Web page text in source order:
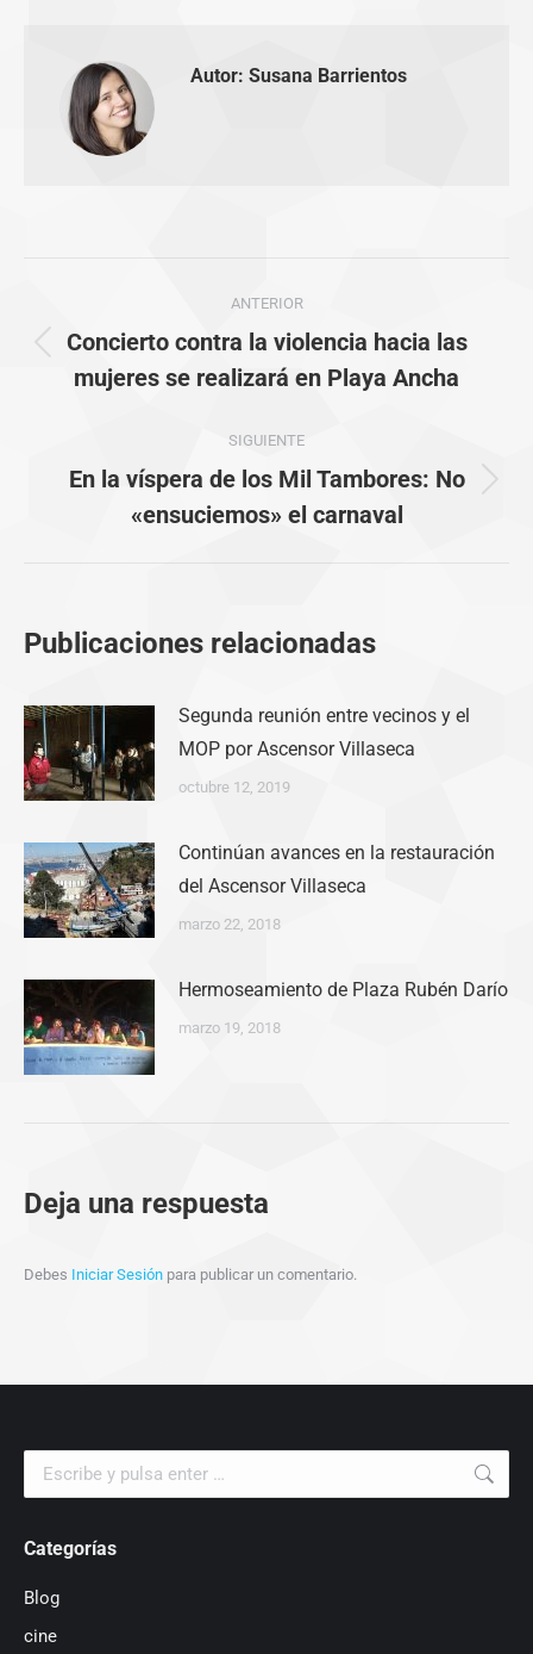
Autor: Susana Barrientos
entre
publicaciones
ANTERIOR
Publicación
anterior:
Concierto contra la violencia hacia las
mujeres se realizará en Playa Ancha
SIGUIENTE
Publicación
siguiente:
En la víspera de los Mil Tambores: No
«ensuciemos» el carnaval
Publicaciones relacionadas
Segunda reunión entre vecinos y el
MOP por Ascensor Villaseca
octubre 12, 2019
Continúan avances en la restauración
del Ascensor Villaseca
marzo 22, 2018
Hermoseamiento de Plaza Rubén Darío
marzo 19, 2018
Deja una respuesta
Debes Iniciar Sesión para publicar un comentario.
Buscar:
Categorías
Blog
cine